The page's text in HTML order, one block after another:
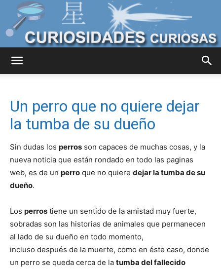
Curiosas
del
Un perro que no quiere dejar
la tumba de su dueño
Sin dudas los perros son capaces de muchas cosas, y la
nueva noticia que están rondado en todo las paginas
web, es de un perro que no quiere dejar la tumba de su
dueño.
Los perros tiene un sentido de la amistad muy fuerte,
sobradas son las historias de animales que permanecen
al lado de su dueño en todo momento,
incluso después de la muerte, como en éste caso, donde
un perro se queda cerca de la tumba del fallecido